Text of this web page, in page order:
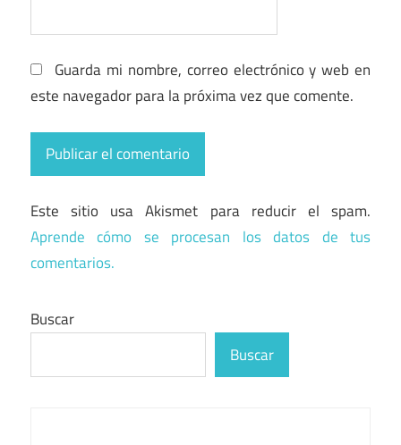
Guarda mi nombre, correo electrónico y web en
este navegador para la próxima vez que comente.
Este sitio usa Akismet para reducir el spam.
Aprende cómo se procesan los datos de tus
comentarios.
Buscar
Buscar